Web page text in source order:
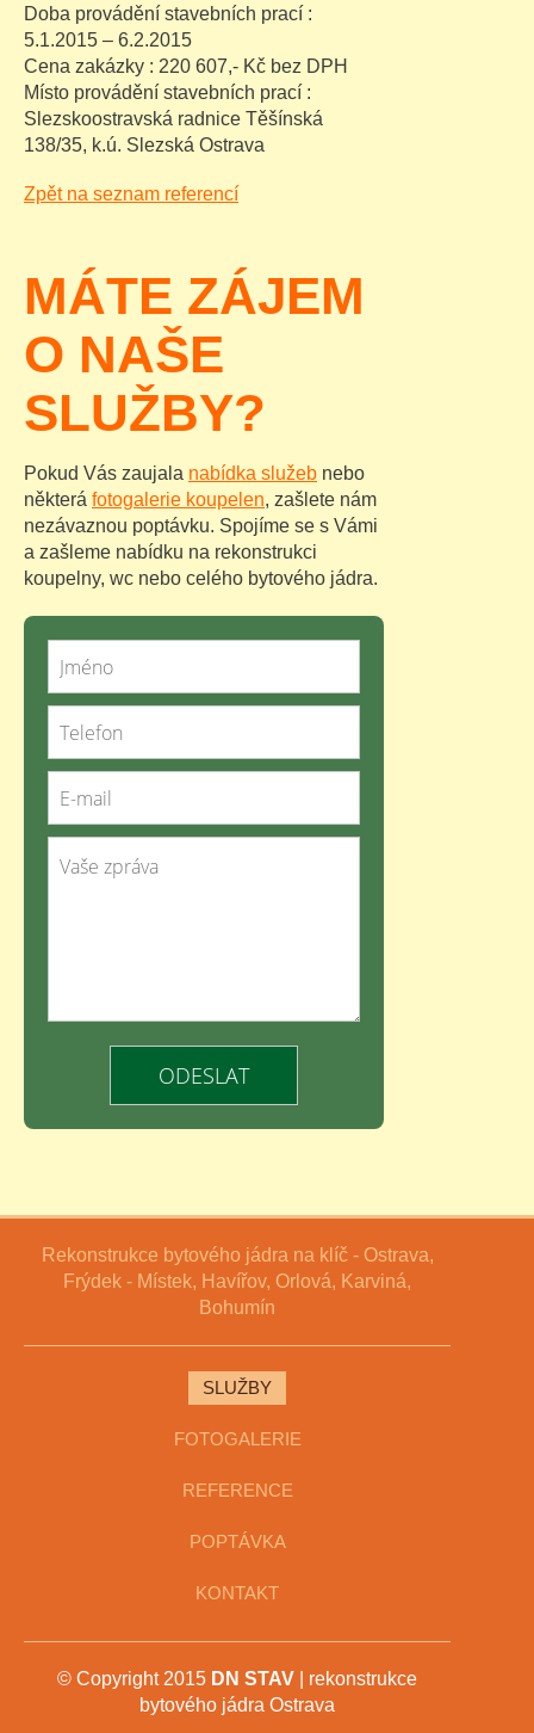
Doba provádění stavebních prací :
5.1.2015 – 6.2.2015
Cena zakázky : 220 607,- Kč bez DPH
Místo provádění stavebních prací :
Slezskoostravská radnice Těšínská
138/35, k.ú. Slezská Ostrava
Zpět na seznam referencí
MÁTE ZÁJEM
O NAŠE
SLUŽBY?
Pokud Vás zaujala nabídka služeb nebo
některá fotogalerie koupelen, zašlete nám
nezávaznou poptávku. Spojíme se s Vámi
a zašleme nabídku na rekonstrukci
koupelny, wc nebo celého bytového jádra.
Rekonstrukce bytového jádra na klíč - Ostrava,
Frýdek - Místek, Havířov, Orlová, Karviná,
Bohumín
SLUŽBY
FOTOGALERIE
REFERENCE
POPTÁVKA
KONTAKT
© Copyright 2015 DN STAV | rekonstrukce
bytového jádra Ostrava